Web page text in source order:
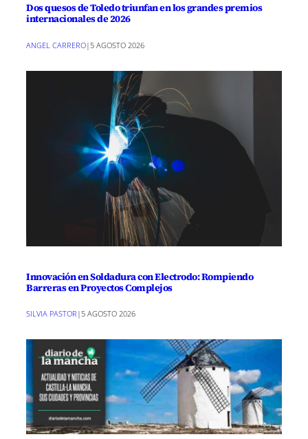
Dos quesos de Toledo triunfan en los grandes premios
internacionales de 2026
ANGEL CARRERO|5 AGOSTO 2026
Innovación en Soldadura con Electrodo: Rompiendo
Barreras en Proyectos Complejos
SILVIA PASTOR |5 AGOSTO 2026